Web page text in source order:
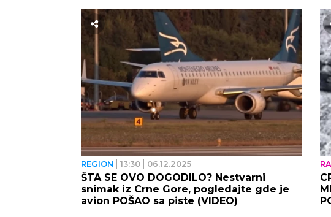
REGION 13:30 06.12.2025
ŠTA SE OVO DOGODILO? Nestvarni
snimak iz Crne Gore, pogledajte gde je
avion POŠAO sa piste (VIDEO)